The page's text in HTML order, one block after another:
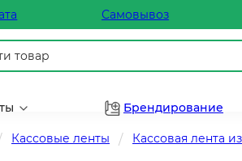
Самовывоз
Брендирование
Кассовые ленты Кассовая лента